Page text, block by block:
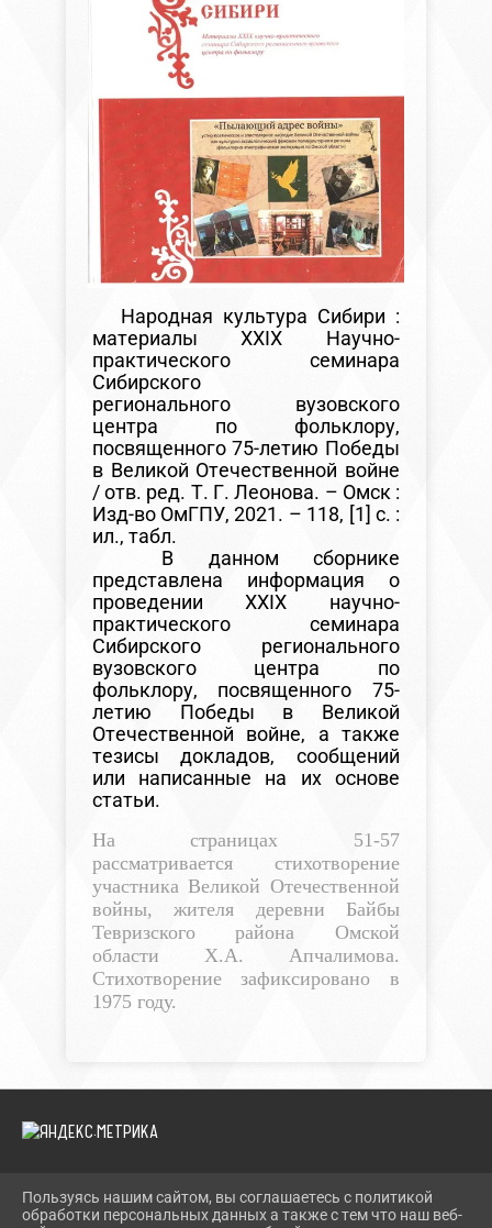
Народная культура Сибири :
материалы XXIX Научно-
практического семинара
Сибирского
регионального вузовского
центра по фольклору,
посвященного 75-летию Победы
в Великой Отечественной войне
/ отв. ред. Т. Г. Леонова. – Омск :
Изд-во ОмГПУ, 2021. – 118, [1] с. :
ил., табл.
В данном сборнике
представлена информация о
проведении XXIX научно-
практического семинара
Сибирского регионального
вузовского центра по
фольклору, посвященного 75-
летию Победы в Великой
Отечественной войне, а также
тезисы докладов, сообщений
или написанные на их основе
статьи.
На страницах 51-57
рассматривается стихотворение
участника Великой Отечественной
войны, жителя деревни Байбы
Тевризского района Омской
области Х.А. Апчалимова.
Стихотворение зафиксировано в
1975 году.
2026 Г. TEVRIZLIB.RU
ВХОД
Пользуясь нашим сайтом, вы соглашаетесь с политикой
обработки персональных данных а также с тем что наш веб-